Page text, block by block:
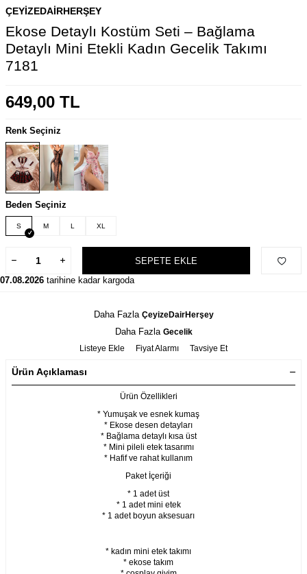
ÇEYIZEDAIRHERŞEY
Ekose Detaylı Kostüm Seti – Bağlama
Detaylı Mini Etekli Kadın Gecelik Takımı
7181
649,00 TL
Renk Seçiniz
Beden Seçiniz
S M L XL
SEPETE EKLE
07.08.2026 tarihine kadar kargoda
Daha Fazla ÇeyizeDairHerşey
Daha Fazla Gecelik
Listeye Ekle
Fiyat Alarmı Tavsiye Et
Ürün Açıklaması
Ürün Özellikleri
* Yumuşak ve esnek kumaş
* Ekose desen detayları
* Bağlama detaylı kısa üst
* Mini pileli etek tasarımı
* Hafif ve rahat kullanım
Paket İçeriği
* 1 adet üst
* 1 adet mini etek
* 1 adet boyun aksesuarı
* kadın mini etek takımı
* ekose takım